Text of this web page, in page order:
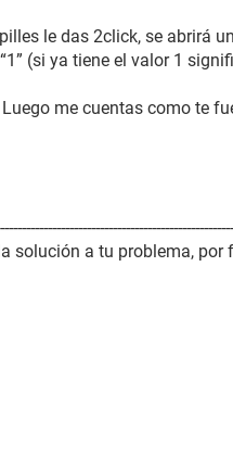
le das 2click, se abrirá
(si ya tiene el valor 1
me cuentas como te
solución a tu problema,